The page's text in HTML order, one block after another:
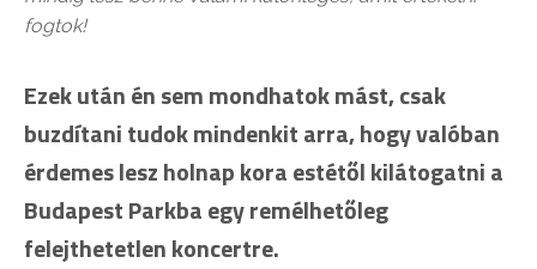
fogtok!
Ezek után én sem mondhatok mást, csak
buzdítani tudok mindenkit arra, hogy valóban
érdemes lesz holnap kora estétől kilátogatni a
Budapest Parkba egy remélhetőleg
felejthetetlen koncertre.